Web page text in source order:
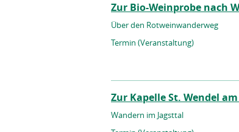
Zur Bio-Weinprobe nach
Über den Rotweinwanderweg
Termin (Veranstaltung)
Zur Kapelle St. Wendel
Wandern im Jagsttal